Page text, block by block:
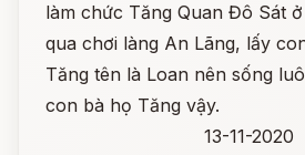
làm chức Tăng Quan Đô Sát
qua chơi làng An Lãng, lấy
Tăng tên là Loan nên sống
con bà họ Tăng vậy.
13-11-2020